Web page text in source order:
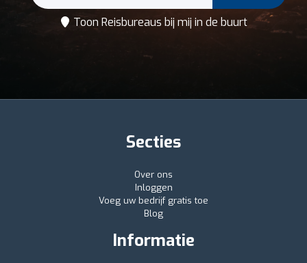
Toon Reisbureaus bij mij in de buurt
Secties
Over ons
Inloggen
Voeg uw bedrijf gratis toe
Blog
Informatie